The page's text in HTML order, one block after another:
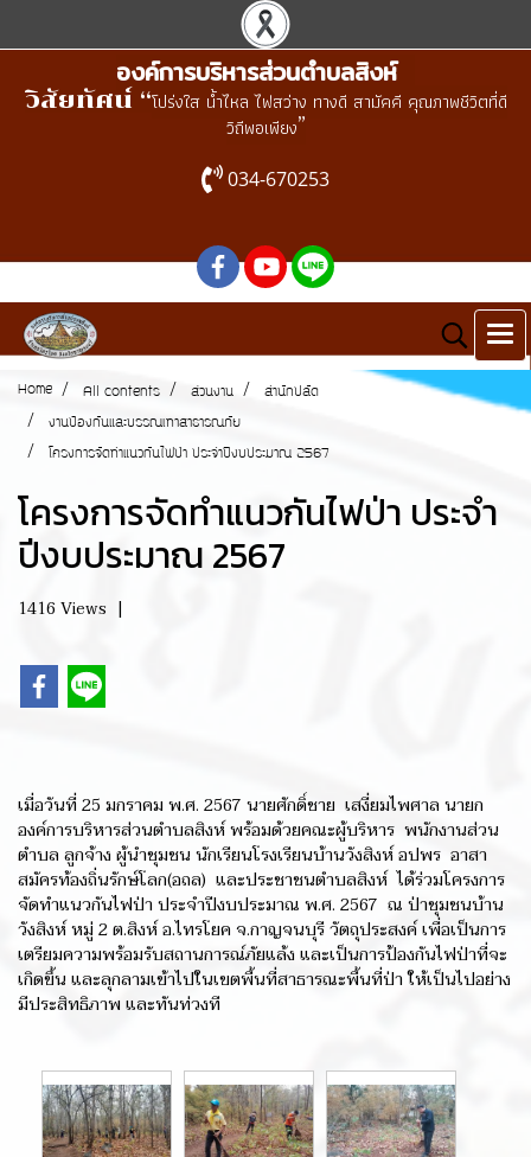
องค์การบริหารส่วนตำบลสิงห์
วิสัยทัศน์ “โปร่งใส น้ำไหล ไฟสว่าง ทางดี สามัคคี คุณภาพชีวิตที่ดี
วิถีพอเพียง”
034-670253
Home All contents ส่วนงาน สำนักปลัด
งานป้องกันและบรรณเทาสาธารณภัย
โครงการจัดทำแนวกันไฟป่า ประจำปีงบประมาณ 2567
โครงการจัดทำแนวกันไฟป่า ประจำ
ปีงบประมาณ 2567
1416 Views |
เมื่อวันที่ 25 มกราคม พ.ศ. 2567 นายศักดิ์ชาย เสงี่ยมไพศาล นายก
องค์การบริหารส่วนตำบลสิงห์ พร้อมด้วยคณะผู้บริหาร พนักงานส่วน
ตำบล ลูกจ้าง ผู้นำชุมชน นักเรียนโรงเรียนบ้านวังสิงห์ อปพร อาสา
สมัครท้องถิ่นรักษ์โลก(อถล) และประชาชนตำบลสิงห์ ได้ร่วมโครงการ
จัดทำแนวกันไฟป่า ประจำปีงบประมาณ พ.ศ. 2567 ณ ป่าชุมชนบ้าน
วังสิงห์ หมู่ 2 ต.สิงห์ อ.ไทรโยค จ.กาญจนบุรี วัตถุประสงค์ เพื่อเป็นการ
เตรียมความพร้อมรับสถานการณ์ภัยแล้ง และเป็นการป้องกันไฟป่าที่จะ
เกิดขึ้น และลุกลามเข้าไปในเขตพื้นที่สาธารณะพื้นที่ป่า ให้เป็นไปอย่าง
มีประสิทธิภาพ และทันท่วงที